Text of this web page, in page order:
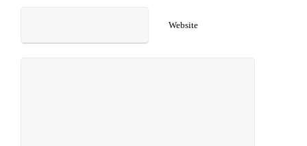
Website